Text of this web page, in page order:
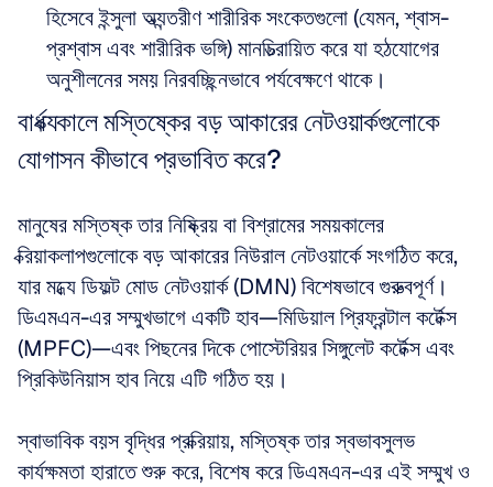
হিসেবে ইন্সুলা অভ্যন্তরীণ শারীরিক সংকেতগুলো (যেমন, শ্বাস-
প্রশ্বাস এবং শারীরিক ভঙ্গি) মানচিত্রায়িত করে যা হঠযোগের
অনুশীলনের সময় নিরবচ্ছিন্নভাবে পর্যবেক্ষণে থাকে।
বার্ধক্যকালে মস্তিষ্কের বড় আকারের নেটওয়ার্কগুলোকে
যোগাসন কীভাবে প্রভাবিত করে?
মানুষের মস্তিষ্ক তার নিষ্ক্রিয় বা বিশ্রামের সময়কালের
ক্রিয়াকলাপগুলোকে বড় আকারের নিউরাল নেটওয়ার্কে সংগঠিত করে,
যার মধ্যে ডিফল্ট মোড নেটওয়ার্ক (DMN) বিশেষভাবে গুরুত্বপূর্ণ।
ডিএমএন-এর সম্মুখভাগে একটি হাব—মিডিয়াল প্রিফ্রন্টাল কর্টেক্স
(MPFC)—এবং পিছনের দিকে পোস্টেরিয়র সিঙ্গুলেট কর্টেক্স এবং
প্রিকিউনিয়াস হাব নিয়ে এটি গঠিত হয়।
স্বাভাবিক বয়স বৃদ্ধির প্রক্রিয়ায়, মস্তিষ্ক তার স্বভাবসুলভ
কার্যক্ষমতা হারাতে শুরু করে, বিশেষ করে ডিএমএন-এর এই সম্মুখ ও